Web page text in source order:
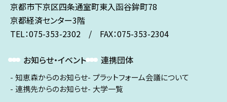
京都市下京区四条通室町東入函谷鉾町78
京都経済センター3階
TEL：075-353-2302 / FAX：075-353-2304
お知らせ・イベント
知恵森からのお知らせ
連携先からのお知らせ
連携団体
プラットフォーム会議について
大学一覧